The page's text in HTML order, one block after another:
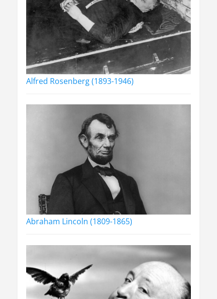
Alfred Rosenberg (1893-1946)
Abraham Lincoln (1809-1865)